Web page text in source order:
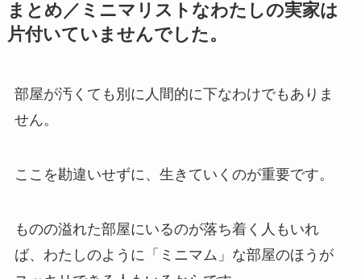
まとめ／ミニマリストなわたしの実家は
片付いていませんでした 。
部屋が汚くても別に人間的に下なわけでもありま
せん。
ここを勘違いせずに、生きていくのが重要です。
ものの溢れた部屋にいるのが落ち着く人もいれ
ば、わたしのように「ミニマム」な部屋のほうが